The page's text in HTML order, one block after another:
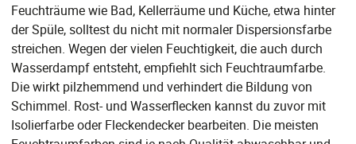
Feuchträume wie Bad, Kellerräume und Küche, etwa hinter
der Spüle, solltest du nicht mit normaler Dispersionsfarbe
streichen. Wegen der vielen Feuchtigkeit, die auch durch
Wasserdampf entsteht, empfiehlt sich Feuchtraumfarbe.
Die wirkt pilzhemmend und verhindert die Bildung von
Schimmel. Rost- und Wasserflecken kannst du zuvor mit
Isolierfarbe oder Fleckendecker bearbeiten. Die meisten